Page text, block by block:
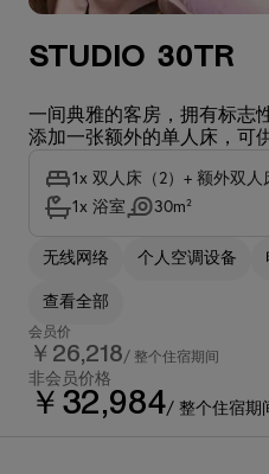
Studio 30TR
一间典雅的客房，拥有标志
添加一张额外的单人床，可
1x 双人床（2）+ 额外双人
1x 浴室
30m²
无线网络 个人空调设备
查看全部
会员价
￥26,218/ 整个住宿期间
非会员价格
￥32,984/ 整个住宿期